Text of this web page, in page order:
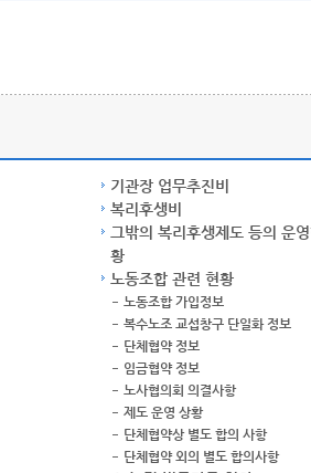
기관장 업무추진비
복리후생비
그밖의 복리후생제도 등의 운영
황
노동조합 관련 현황
노동조합 가입정보
복수노조 교섭창구 단일화 정보
단체협약 정보
임금협약 정보
노사협의회 의결사항
제도 운영 상황
단체협약상 별도 합의 사항
단체협약 외의 별도 합의사항